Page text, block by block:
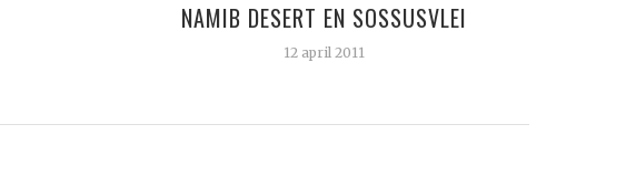
NAMIB DESERT EN SOSSUSVLEI
12 april 2011